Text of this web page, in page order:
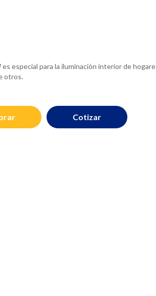
especial para la iluminación interior de
otros.
Cotizar